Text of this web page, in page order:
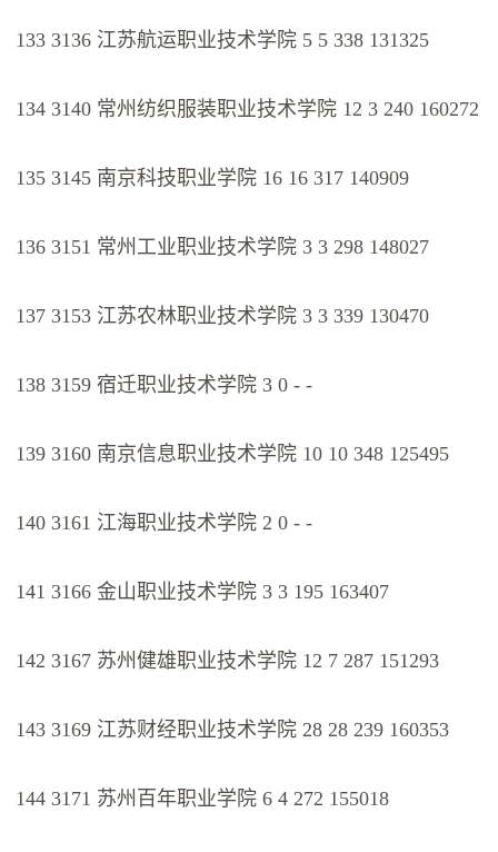
133 3136 江苏航运职业技术学院 5 5 338 131325
134 3140 常州纺织服装职业技术学院 12 3 240 160272
135 3145 南京科技职业学院 16 16 317 140909
136 3151 常州工业职业技术学院 3 3 298 148027
137 3153 江苏农林职业技术学院 3 3 339 130470
138 3159 宿迁职业技术学院 3 0 - -
139 3160 南京信息职业技术学院 10 10 348 125495
140 3161 江海职业技术学院 2 0 - -
141 3166 金山职业技术学院 3 3 195 163407
142 3167 苏州健雄职业技术学院 12 7 287 151293
143 3169 江苏财经职业技术学院 28 28 239 160353
144 3171 苏州百年职业学院 6 4 272 155018